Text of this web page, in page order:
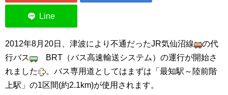
2012年8月20日、津波により不通だったJR気仙沼線
の代
行バス
BRT（バス高速輸送システム）の運行が開始さ
れました
。バス専用道としてはまずは「最知駅～陸前階
上駅」の1区間(約2.1km)が使用されます。
2026年3月11日捜索活動ボランティア募集 NEW
集中捜索活動の記録
ボランティア募集要項
ボランティアさん集合写真館